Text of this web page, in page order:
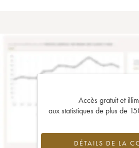
Accès gratuit et
aux statistiques de plus de
DÉTAILS DE LA